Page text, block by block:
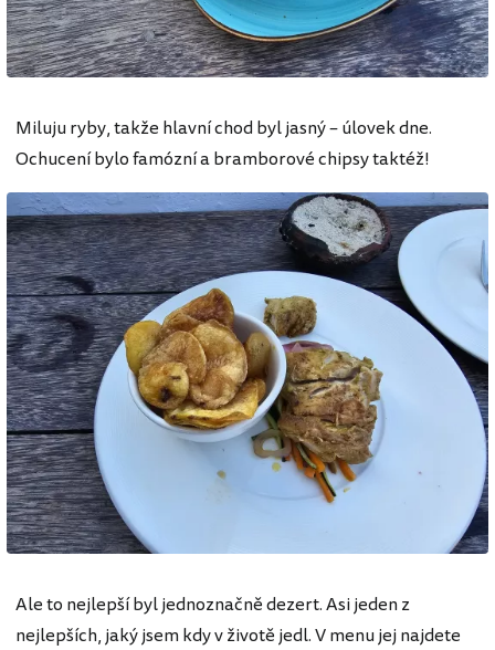
Miluju ryby, takže hlavní chod byl jasný – úlovek dne.
Ochucení bylo famózní a bramborové chipsy taktéž!
Ale to nejlepší byl jednoznačně dezert. Asi jeden z
nejlepších, jaký jsem kdy v životě jedl. V menu jej najdete